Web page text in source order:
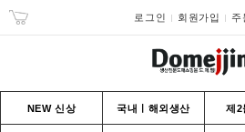
로그인 회원가입 주
NEW 신상 국내ㅣ해외생산 제2